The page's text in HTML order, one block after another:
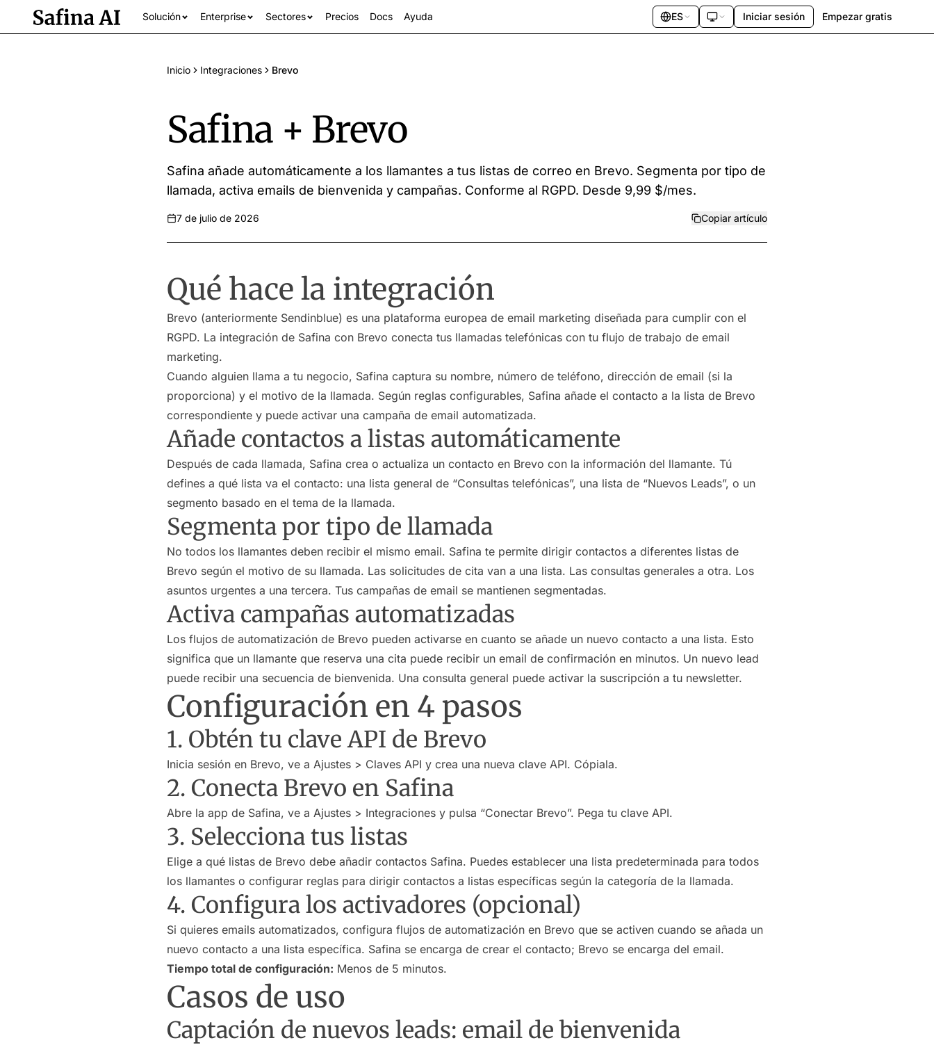
Solución Enterprise Sectores
Ver todos los sectores
Precios Docs Ayuda ES Iniciar sesión Empezar gratis
Inicio Integraciones Brevo
Safina + Brevo
Safina añade automáticamente a los llamantes a tus listas de correo en Brevo. Segmenta por tipo de
llamada, activa emails de bienvenida y campañas. Conforme al RGPD. Desde 9,99 $/mes.
7 de julio de 2026 Copiar artículo
Qué hace la integración
Brevo (anteriormente Sendinblue) es una plataforma europea de email marketing diseñada para cumplir con el
RGPD. La integración de Safina con Brevo conecta tus llamadas telefónicas con tu flujo de trabajo de email
marketing.
Cuando alguien llama a tu negocio, Safina captura su nombre, número de teléfono, dirección de email (si la
proporciona) y el motivo de la llamada. Según reglas configurables, Safina añade el contacto a la lista de Brevo
correspondiente y puede activar una campaña de email automatizada.
Añade contactos a listas automáticamente
Después de cada llamada, Safina crea o actualiza un contacto en Brevo con la información del llamante. Tú
defines a qué lista va el contacto: una lista general de “Consultas telefónicas”, una lista de “Nuevos Leads”, o un
segmento basado en el tema de la llamada.
Segmenta por tipo de llamada
No todos los llamantes deben recibir el mismo email. Safina te permite dirigir contactos a diferentes listas de
Brevo según el motivo de su llamada. Las solicitudes de cita van a una lista. Las consultas generales a otra. Los
asuntos urgentes a una tercera. Tus campañas de email se mantienen segmentadas.
Activa campañas automatizadas
Los flujos de automatización de Brevo pueden activarse en cuanto se añade un nuevo contacto a una lista. Esto
significa que un llamante que reserva una cita puede recibir un email de confirmación en minutos. Un nuevo lead
puede recibir una secuencia de bienvenida. Una consulta general puede activar la suscripción a tu newsletter.
Configuración en 4 pasos
1. Obtén tu clave API de Brevo
Inicia sesión en Brevo, ve a Ajustes > Claves API y crea una nueva clave API. Cópiala.
2. Conecta Brevo en Safina
Abre la app de Safina, ve a Ajustes > Integraciones y pulsa “Conectar Brevo”. Pega tu clave API.
3. Selecciona tus listas
Elige a qué listas de Brevo debe añadir contactos Safina. Puedes establecer una lista predeterminada para todos
los llamantes o configurar reglas para dirigir contactos a listas específicas según la categoría de la llamada.
4. Configura los activadores (opcional)
Si quieres emails automatizados, configura flujos de automatización en Brevo que se activen cuando se añada un
nuevo contacto a una lista específica. Safina se encarga de crear el contacto; Brevo se encarga del email.
Tiempo total de configuración: Menos de 5 minutos.
Casos de uso
Captación de nuevos leads: email de bienvenida